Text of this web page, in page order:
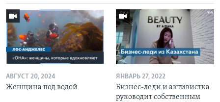
АВГУСТ 20, 2024
Женщина под водой
ЯНВАРЬ 27, 2022
Бизнес-леди и активистка
руководит собственным